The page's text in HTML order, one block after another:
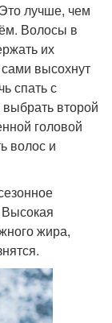
лучше, чем
Волосы в
их
высохнут
спать с
второй
головой
волос и
жира,